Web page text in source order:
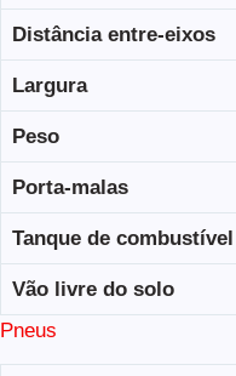
Distância entre-eixos
Largura
Peso
Porta-malas
Tanque de combustível
Vão livre do solo
Pneus